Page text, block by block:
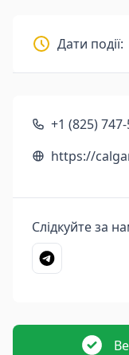
Дати події:
+1 (825) 747-
https://
Слідкуйте за